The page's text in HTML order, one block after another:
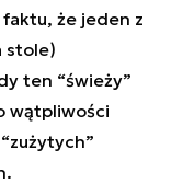
że jeden z
stole)
ten “świeży”
wątpliwości